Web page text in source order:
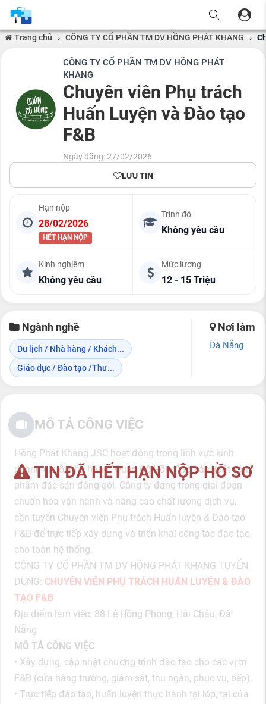
Trang chủ › CÔNG TY CỔ PHẦN TM DV HỒNG PHÁT KHANG ›
CÔNG TY CỔ PHẦN TM DV HỒNG PHÁT
KHANG
Chuyên viên Phụ trách
Huấn Luyện và Đào tạo
F&B
Ngày đăng: 27/02/2026
LƯU TIN
Hạn nộp
28/02/2026
HẾT HẠN NỘP
Trình độ
Không yêu cầu
Kinh nghiệm
Không yêu cầu
Mức lương
12 - 15 Triệu
Ngành nghề
Du lịch / Nhà hàng / Khách...
Giáo dục / Đào tạo /Thư...
Nơi làm
Đà Nẵng
TIN ĐÃ HẾT HẠN NỘP HỒ SƠ
MÔ TẢ CÔNG VIỆC
Hồng Phát Khang JSC hoạt động trong lĩnh vực kinh
doanh chuỗi nhà hàng “Quán Cô Hồng” và sản xuất sản
phẩm đặc sản đóng gói. Công ty đang trong giai đoạn
chuẩn hóa vận hành và nâng cao chất lượng dịch vụ,
cần tuyển Chuyên viên Phụ trách Huấn luyện & Đào tạo
F&B để trực tiếp xây dựng và triển khai công tác đào tạo
cho toàn hệ thống.
CÔNG TY CỔ PHẦN TM DV HỒNG PHÁT KHANG TUYỂN
DỤNG: CHUYÊN VIÊN PHỤ TRÁCH HUẤN LUYỆN & ĐÀO
TẠO F&B
Địa điểm làm việc: 38 Lê Hồng Phong, Hải Châu, Đà
Nẵng
MÔ TẢ CÔNG VIỆC
• Xây dựng, cập nhật chương trình đào tạo cho các vị trí
F&B (cửa hàng trưởng, giám sát, thu ngân, phục vụ, bếp).
• Trực tiếp đào tạo, huấn luyện thực hành tại lớp, tại cửa